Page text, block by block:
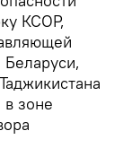
КСОР,
зоне